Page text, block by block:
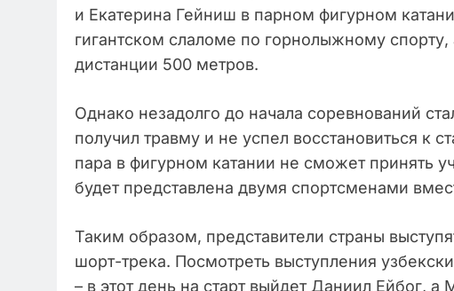
и Екатерина Гейниш в парном фигурном
гигантском слаломе по горнолыжному
дистанции 500 метров.
Однако незадолго до начала соревнований
получил травму и не успел восстановиться к
пара в фигурном катании не сможет принять
будет представлена двумя спортсменами
Таким образом, представители страны
шорт-трека. Посмотреть выступления
– в этот день на старт выйдет Даниил Ейбог, а